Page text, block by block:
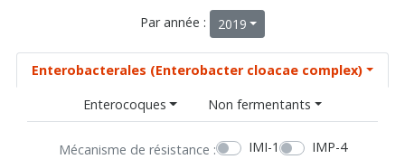
Par année : 2019
Enterobacterales (Enterobacter cloacae complex)
Enterocoques
Non fermentants
Mécanisme de résistance : IMI-1
IMP-4